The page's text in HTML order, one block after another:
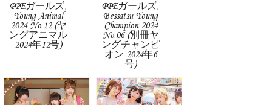
PPEガールズ,
Young Animal
2024 No.12 (ヤ
ングアニマル
2024年12号)
PPEガールズ,
Bessatsu Young
Champion 2024
No.06 (別冊ヤ
ングチャンピ
オン 2024年6
号)